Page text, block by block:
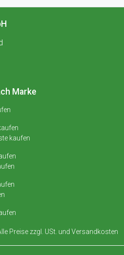
Marke
kaufen
Preise zzgl. USt. und Versandkosten